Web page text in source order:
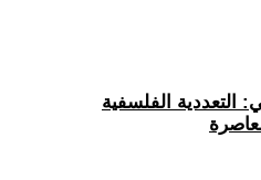
التعددية الفلسفية